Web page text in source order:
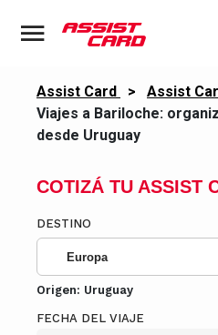
Assist Card > Assist
Viajes a Bariloche:
desde Uruguay
COTIZÁ TU ASSIST
DESTINO
Europa
Origen: Uruguay
FECHA DEL VIAJE